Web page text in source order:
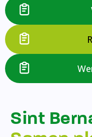
Sint